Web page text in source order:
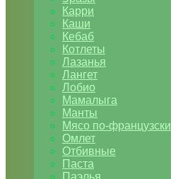
Карри
Каши
Кебаб
Котлеты
Лазанья
Лангет
Лобио
Мамалыга
Манты
Мясо по-французски
Омлет
Отбивные
Паста
Паэлья